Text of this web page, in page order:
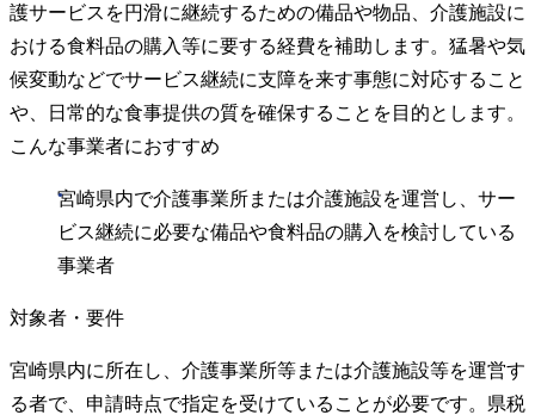
護サービスを円滑に継続するための備品や物品、介護施設に
おける食料品の購入等に要する経費を補助します。猛暑や気
候変動などでサービス継続に支障を来す事態に対応すること
や、日常的な食事提供の質を確保することを目的とします。
こんな事業者におすすめ
宮崎県内で介護事業所または介護施設を運営し、サー
ビス継続に必要な備品や食料品の購入を検討している
事業者
対象者・要件
宮崎県内に所在し、介護事業所等または介護施設等を運営す
る者で、申請時点で指定を受けていることが必要です。県税